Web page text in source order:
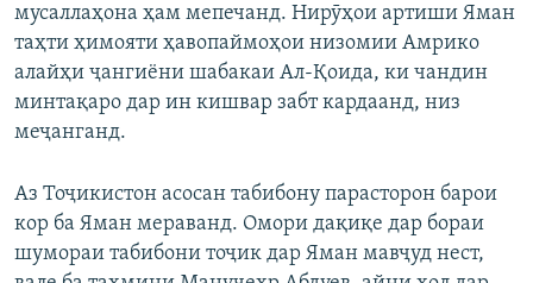
мусаллаҳона ҳам мепечанд. Нирӯҳои артиши Яман
таҳти ҳимояти ҳавопаймоҳои низомии Амрико
алайҳи ҷангиёни шабакаи Ал-Қоида, ки чандин
минтақаро дар ин кишвар забт кардаанд, низ
меҷанганд.
Аз Тоҷикистон асосан табибону парасторон барои
кор ба Яман мераванд. Омори дақиқе дар бораи
шумораи табибони тоҷик дар Яман мавҷуд нест,